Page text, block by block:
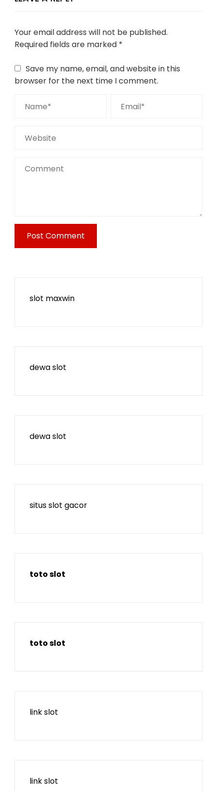
Your email address will not be published.
Required fields are marked *
Save my name, email, and website in this
browser for the next time I comment.
slot maxwin
dewa slot
dewa slot
situs slot gacor
toto slot
toto slot
link slot
link slot